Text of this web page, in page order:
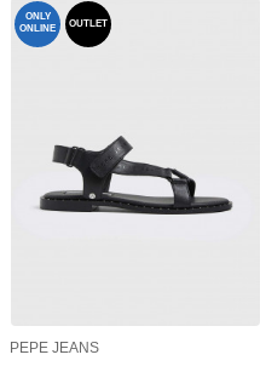
ONLY
ONLINE
OUTLET
PEPE JEANS